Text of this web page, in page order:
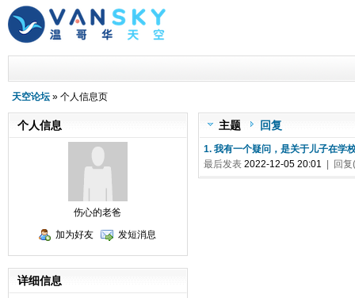
天空论坛 » 个人信息页
主题 回复
1. 我有一个疑问，是关于儿子在学
最后发表2022-12-05 20:01 | 回
个人信息
伤心的老爸
加为好友
发短消息
详细信息